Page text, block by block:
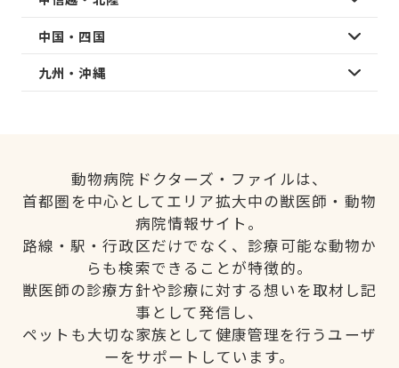
中国・四国
九州・沖縄
動物病院ドクターズ・ファイルは、
首都圏を中心としてエリア拡大中の獣医師・動物
病院情報サイト。
路線・駅・行政区だけでなく、診療可能な動物か
らも検索できることが特徴的。
獣医師の診療方針や診療に対する想いを取材し記
事として発信し、
ペットも大切な家族として健康管理を行うユーザ
ーをサポートしています。